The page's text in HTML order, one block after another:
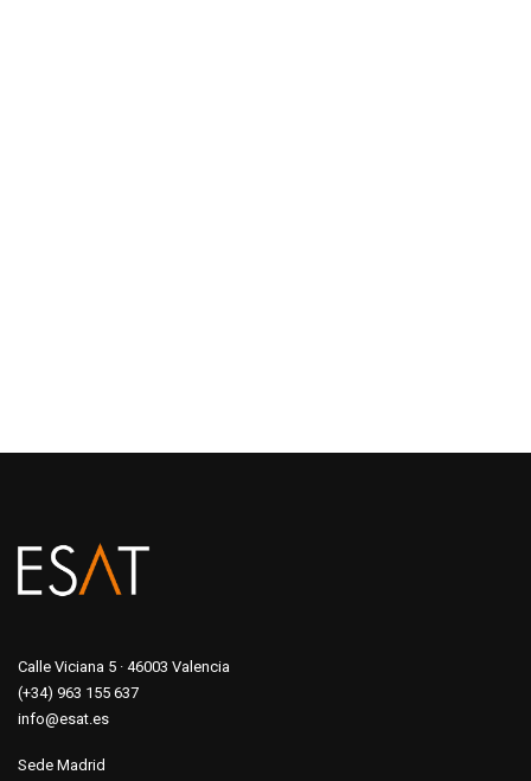
Calle Viciana 5 · 46003 Valencia
(+34) 963 155 637
info@esat.es
Sede Madrid